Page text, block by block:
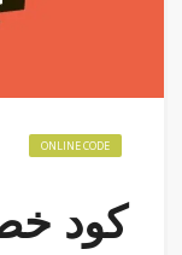
ONLINE CODE